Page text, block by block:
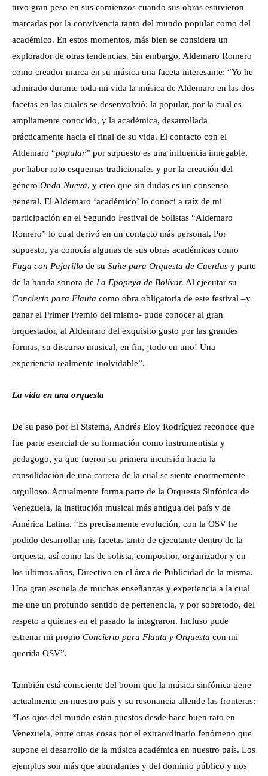
tuvo gran peso en sus comienzos cuando sus obras estuvieron
marcadas por la convivencia tanto del mundo popular como del
académico. En estos momentos, más bien se considera un
explorador de otras tendencias. Sin embargo, Aldemaro Romero
como creador marca en su música una faceta interesante: “Yo he
admirado durante toda mi vida la música de Aldemaro en las dos
facetas en las cuales se desenvolvió: la popular, por la cual es
ampliamente conocido, y la académica, desarrollada
prácticamente hacia el final de su vida. El contacto con el
Aldemaro “popular” por supuesto es una influencia innegable,
por haber roto esquemas tradicionales y por la creación del
género Onda Nueva, y creo que sin dudas es un consenso
general. El Aldemaro ‘académico’ lo conocí a raíz de mi
participación en el Segundo Festival de Solistas “Aldemaro
Romero” lo cual derivó en un contacto más personal. Por
supuesto, ya conocía algunas de sus obras académicas como
Fuga con Pajarillo de su Suite para Orquesta de Cuerdas y parte
de la banda sonora de La Epopeya de Bolívar. Al ejecutar su
Concierto para Flauta como obra obligatoria de este festival –y
ganar el Primer Premio del mismo- pude conocer al gran
orquestador, al Aldemaro del exquisito gusto por las grandes
formas, su discurso musical, en fin, ¡todo en uno! Una
experiencia realmente inolvidable”.
La vida en una orquesta
De su paso por El Sistema, Andrés Eloy Rodríguez reconoce que
fue parte esencial de su formación como instrumentista y
pedagogo, ya que fueron su primera incursión hacia la
consolidación de una carrera de la cual se siente enormemente
orgulloso. Actualmente forma parte de la Orquesta Sinfónica de
Venezuela, la institución musical más antigua del país y de
América Latina. “Es precisamente evolución, con la OSV he
podido desarrollar mis facetas tanto de ejecutante dentro de la
orquesta, así como las de solista, compositor, organizador y en
los últimos años, Directivo en el área de Publicidad de la misma.
Una gran escuela de muchas enseñanzas y experiencia a la cual
me une un profundo sentido de pertenencia, y por sobretodo, del
respeto a quienes en el pasado la integraron. Incluso pude
estrenar mi propio Concierto para Flauta y Orquesta con mi
querida OSV”.
También está consciente del boom que la música sinfónica tiene
actualmente en nuestro país y su resonancia allende las fronteras:
“Los ojos del mundo están puestos desde hace buen rato en
Venezuela, entre otras cosas por el extraordinario fenómeno que
supone el desarrollo de la música académica en nuestro país. Los
ejemplos son más que abundantes y del dominio público y nos